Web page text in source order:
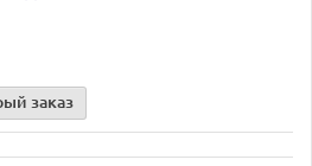
заказ